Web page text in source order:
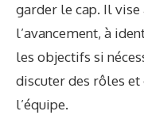
garder le cap. Il
l’avancement, à
les objectifs si
discuter des rôles et
l’équipe.